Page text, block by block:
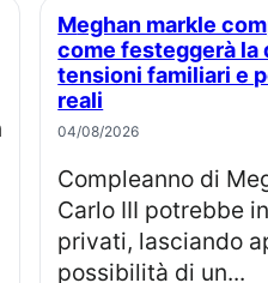
Meghan markle compie 45 anni:
come festeggerà la
tensioni familiari e
reali
04/08/2026
Compleanno di Meghan Markle: re
Carlo III potrebbe
privati, lasciando
possibilità di un...